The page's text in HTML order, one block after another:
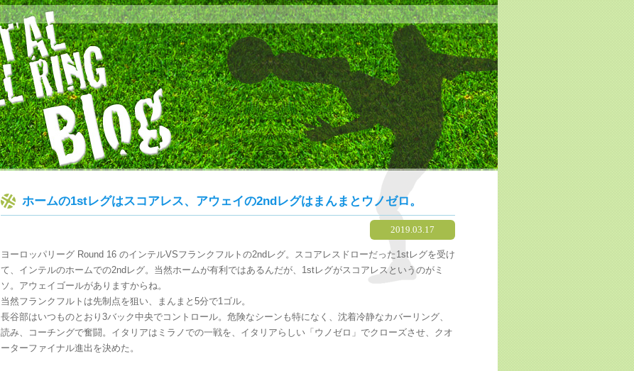
ホームの1stレグはスコアレス、アウェイの2ndレグはまんまとウノゼロ。
2019.03.17
ヨーロッパリーグ Round 16 のインテルVSフランクフルトの2ndレグ。スコアレスドローだった1stレグを受け
て、インテルのホームでの2ndレグ。当然ホームが有利ではあるんだが、1stレグがスコアレスというのがミ
ソ。アウェイゴールがありますからね。
当然フランクフルトは先制点を狙い、まんまと5分で1ゴル。
長谷部はいつものとおり3バック中央でコントロール。危険なシーンも特になく、沈着冷静なカバーリング、
読み、コーチングで奮闘。イタリアはミラノでの一戦を、イタリアらしい「ウノゼロ」でクローズさせ、クオ
ーターファイナル進出を決めた。